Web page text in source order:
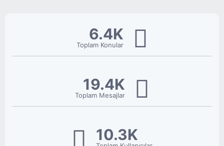
6.4K
Toplam Konular
19.4K
Toplam Mesajlar
10.3K